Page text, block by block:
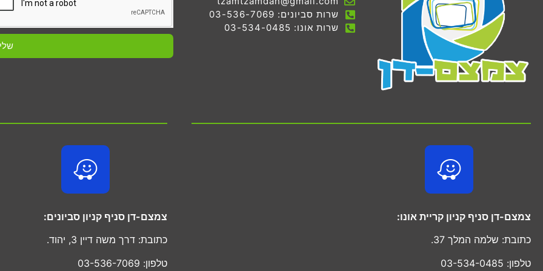
שרות סביונים: 03-536-7069
שרות אונו: 03-534-0485
צמצם-דן סניף קניון קריית אונו:
כתובת: שלמה המלך 37.
טלפון: 03-534-0485
צמצם-דן סניף קניון סביונים:
כתובת: דרך משה דיין 3, יהוד.
טלפון: 03-536-7069